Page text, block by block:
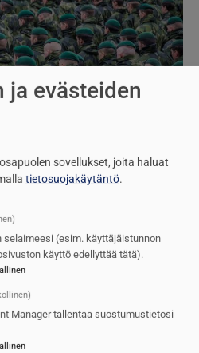
ja evästeiden
sovellukset, joita haluat
tietosuojakäytäntö.
selaimeesi (esim. käyttäjäistunnon
käyttö edellyttää tätä).
Manager tallentaa suostumustietosi